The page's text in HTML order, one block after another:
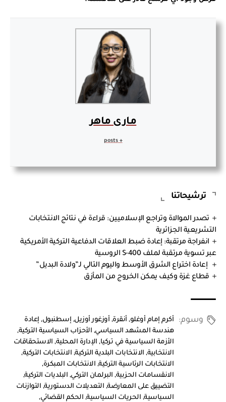
مارى ماهر
ترشيحاتنا
تصدر الموالاة وتراجع الإسلاميين: قراءة في نتائج الانتخابات
التشريعية الجزائرية
انفراجة مرتقبة: إعادة ضبط العلاقات الدفاعية التركية الأمريكية
عبر تسوية مرتقبة لملف S-400 الروسية
إعادة اختراع الشرق الأوسط واليوم التالي لـ”ولادة البديل”
قطاع غزة وكيف يمكن الخروج من المأزق
وسوم: أكرم إمام أوغلو,أنقرة ,أوزغور أوزيل, إسطنبول, إعادة
هندسة المشهد السياسي, الأحزاب السياسية التركية,
الأزمة السياسية في تركيا,الإدارة المحلية,الاستحقاقات
الانتخابية,الانتخابات البلدية التركية,الانتخابات التركية,
الانتخابات الرئاسية التركية,الانتخابات المبكرة,
الانقسامات الحزبية,البرلمان التركي, البلديات التركية,
التضييق على المعارضة,التعديلات الدستورية,التوازنات
السياسية,الحريات السياسية,الحكم القضائي,